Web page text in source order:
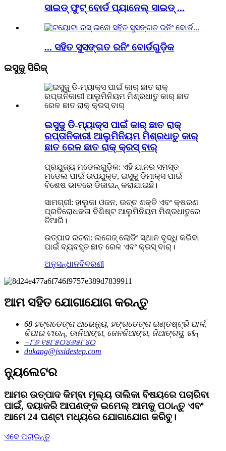
ସାଇଡ୍ ଫୁଟ୍ ବୋର୍ଡ ପ୍ୟାନେଲ୍ ସାଇଡ୍ ...
... ସହିତ ସୁସଙ୍ଗତ ରନିଂ ବୋର୍ଡଗୁଡ଼ିକ
ଇସୁଜୁ ସିରିଜ୍
ଇସୁଜୁ ଡି-ମ୍ୟାକ୍ସ ପାଇଁ କାର୍ ଛାତ ରାକ୍
ରପ୍ତାନିକାରୀ ଆଲୁମିନିୟମ ମିଶ୍ରଧାତୁ କାର୍
ଛାତ ରେଳ ଛାତ ରାକ୍ କ୍ରସ୍ ବାର୍
ପ୍ରଯୁଜ୍ୟ ମଡେଲଗୁଡ଼ିକ: ଏହି ଯାନର ସମସ୍ତ
ମଡେଲ ପାଇଁ ଉପଯୁକ୍ତ, ଇସୁଜୁ ଡିମାକ୍ସ ପାଇଁ
ବିଶେଷ ଭାବରେ ଡିଜାଇନ୍ କରାଯାଇଛି।
ସାମଗ୍ରୀ: ହାଲୁକା ଓଜନ, ଉଚ୍ଚ ଶକ୍ତି ଏବଂ କ୍ଷରଣ
ପ୍ରତିରୋଧକତା ବିଶିଷ୍ଟ ଆଲୁମିନିୟମ ମିଶ୍ରଧାତୁରେ
ତିଆରି।
ଉତ୍ପାଦ ରଚନା: ଲଗେଜ୍ ଲୋଡିଂ ସ୍ଥାନ ବୃଦ୍ଧି କରିବା
ପାଇଁ ବ୍ୟବହୃତ ଛାତ ରେଳ ଏବଂ କ୍ରସ୍ ବାର୍।
ଅନୁସନ୍ଧାନବିବରଣୀ
ଆମ ସହିତ ଯୋଗାଯୋଗ କରନ୍ତୁ
68 ହଙ୍ଗଡେଙ୍ଗ ଆଭେନ୍ୟୁ, ହଙ୍ଗଡେଙ୍ଗ ଇଣ୍ଡଷ୍ଟ୍ରି ପାର୍କ,
ଜିପାଇ ଟାଉନ୍, ଡାନିଆଙ୍ଗ, ଜେନଜିଆଙ୍ଗ, ଜିଆଙ୍ଗସୁ, ଚୀନ୍
+୮୬ ୧୫୮୫୦୪୬୫୮୪୦
dukang@jssidestep.com
ନ୍ୟୁଲେଟର
ଆମର ଉତ୍ପାଦ କିମ୍ବା ମୂଲ୍ୟ ତାଲିକା ବିଷୟରେ ପଚାରିବା
ପାଇଁ, ଦୟାକରି ଆପଣଙ୍କ ଇମେଲ୍ ଆମକୁ ପଠାନ୍ତୁ ଏବଂ
ଆମେ 24 ଘଣ୍ଟା ମଧ୍ୟରେ ଯୋଗାଯୋଗ କରିବୁ।
ଏବେ ପଚାରନ୍ତୁ